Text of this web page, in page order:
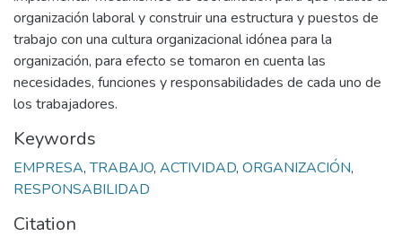
organización laboral y construir una estructura y puestos de
trabajo con una cultura organizacional idónea para la
organización, para efecto se tomaron en cuenta las
necesidades, funciones y responsabilidades de cada uno de
los trabajadores.
Keywords
EMPRESA,TRABAJO, ACTIVIDAD, ORGANIZACIÓN,
RESPONSABILIDAD
Citation